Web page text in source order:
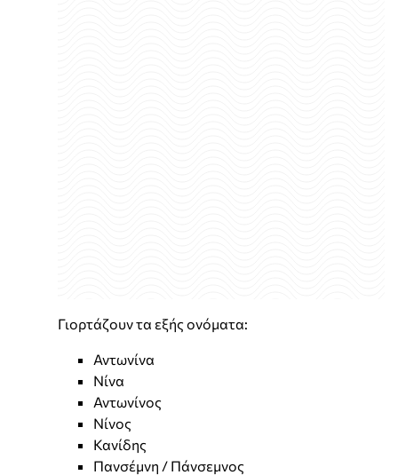
Γιορτάζουν τα εξής ονόματα:
Αντωνίνα
Νίνα
Αντωνίνος
Νίνος
Κανίδης
Πανσέμνη / Πάνσεμνος